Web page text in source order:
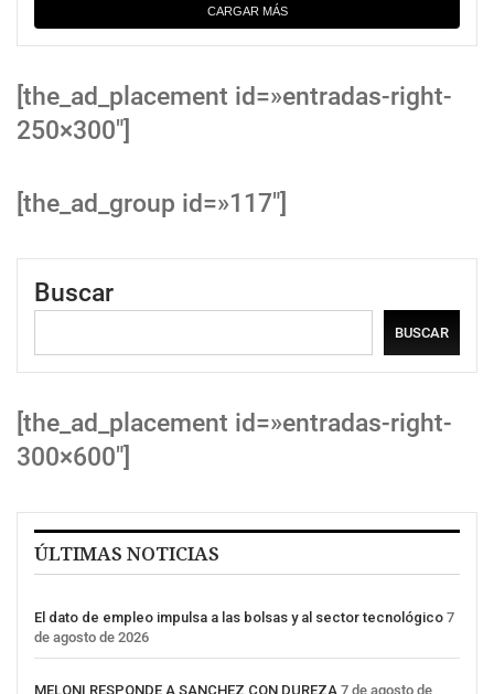
CARGAR MÁS
[the_ad_placement id=»entradas-right-
250×300″]
[the_ad_group id=»117″]
Buscar
BUSCAR
[the_ad_placement id=»entradas-right-
300×600″]
ÚLTIMAS NOTICIAS
El dato de empleo impulsa a las bolsas y al sector tecnológico 7
de agosto de 2026
MELONI RESPONDE A SANCHEZ CON DUREZA 7 de agosto de